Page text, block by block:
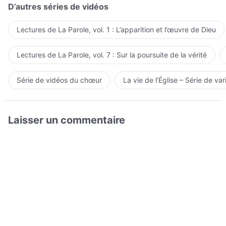
D’autres séries de vidéos
Lectures de La Parole, vol. 1 : L’apparition et l’œuvre de Dieu
Lectures de La Parole, vol. 7 : Sur la poursuite de la vérité
Série de vidéos du chœur La vie de l’Église – Série de
Laisser un commentaire